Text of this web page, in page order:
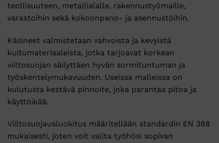
teollisuuteen, metallialalle, rakennustyömaille,
varastoihin sekä kokoonpano- ja asennustöihin.
Käsineet valmistetaan vahvoista ja kevyistä
kuitumateriaaleista, jotka tarjoavat korkean
viiltosuojan säilyttäen hyvän sormituntuman ja
työskentelymukavuuden. Useissa malleissa on
kulutusta kestävä pinnoite, joka parantaa pitoa ja
käyttöikää.
Viiltosuojausluokitus määritellään standardin EN 388
mukaisesti, joten voit valita työhösi sopivan